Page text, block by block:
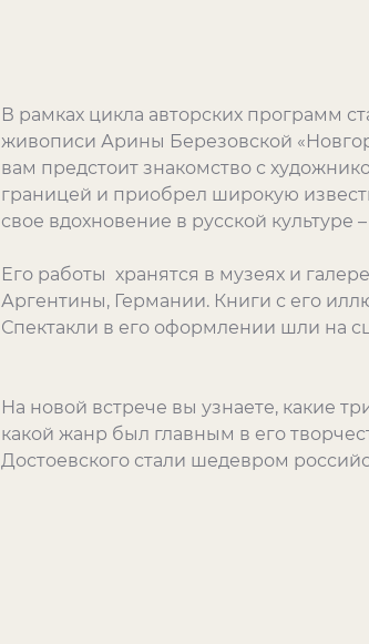
В рамках цикла авторских программ
живописи Арины Березовской
вам предстоит знакомство с
границей и приобрел широкую
свое вдохновение в русской
Его работы хранятся в музеях и
Аргентины, Германии. Книги с его
Спектакли в его оформлении шли на
На новой встрече вы узнаете, какие
какой жанр был главным в его
Достоевского стали шедевром